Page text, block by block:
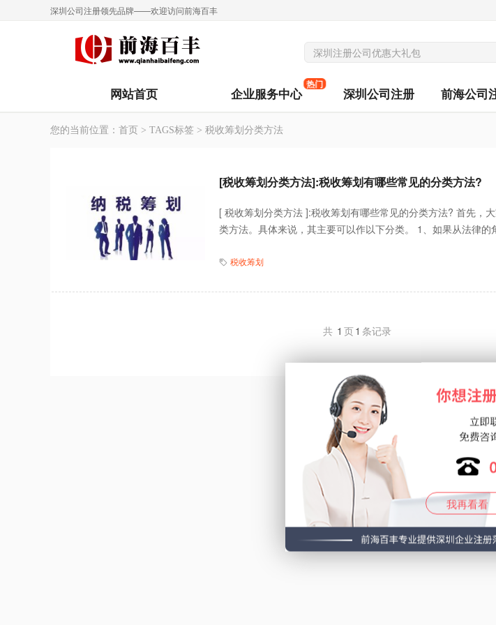
深圳公司注册领先品牌——欢迎访问前海百丰
网站首页 企业服务中心
热门
深圳公司注册 前海公司
您的当前位置： 首页 > TAGS标签 > 税收筹划分类方法
[税收筹划分类方法]:税收筹划有哪些常见的分类方法?
[ 税收筹划分类方法 ]:税收筹划有哪些常见的分类方法? 首先，
类方法。具体来说，其主要可以作以下分类。 1、如果从法律的
税收筹划
共 1 页1 条记录
我再看看